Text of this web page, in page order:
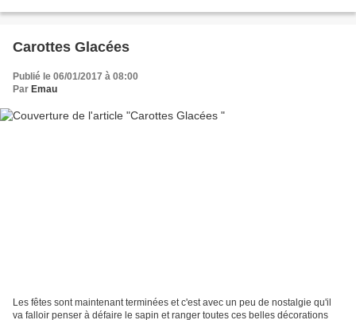
Carottes Glacées
Publié le 06/01/2017 à 08:00
Par Emau
Les fêtes sont maintenant terminées et c'est avec un peu de nostalgie qu'il
va falloir penser à défaire le sapin et ranger toutes ces belles décorations